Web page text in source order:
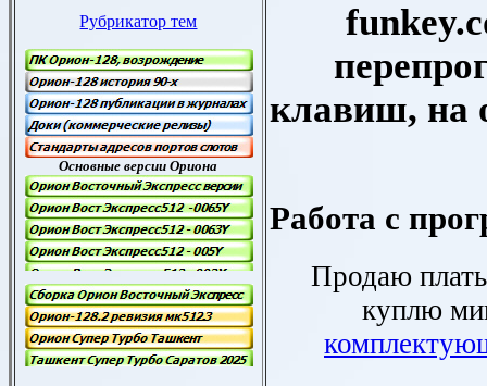
клавиш, на
Работа с
Продаю
куплю